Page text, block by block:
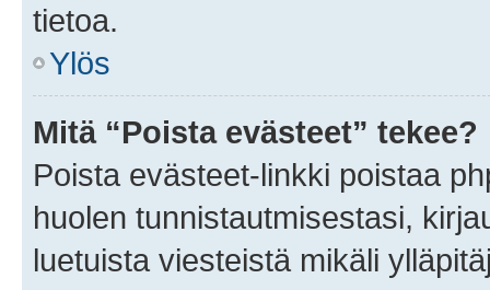
tietoa.
Ylös
Mitä “Poista evästeet” tekee?
Poista evästeet-linkki poistaa
huolen tunnistautmisestasi,
luetuista viesteistä mikäli